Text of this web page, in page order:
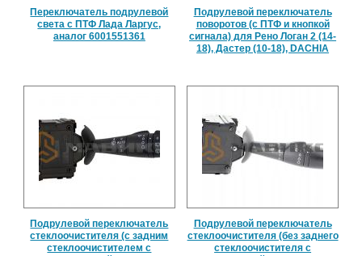
Переключатель подрулевой
света с ПТФ Лада Ларгус,
аналог 6001551361
Подрулевой переключатель
поворотов (с ПТФ и кнопкой
сигнала) для Рено Логан 2 (14-
18), Дастер (10-18), DACHIA
Подрулевой переключатель
стеклоочистителя (с задним
стеклоочистителем с
Подрулевой переключатель
стеклоочистителя (без заднего
стеклоочистителя с